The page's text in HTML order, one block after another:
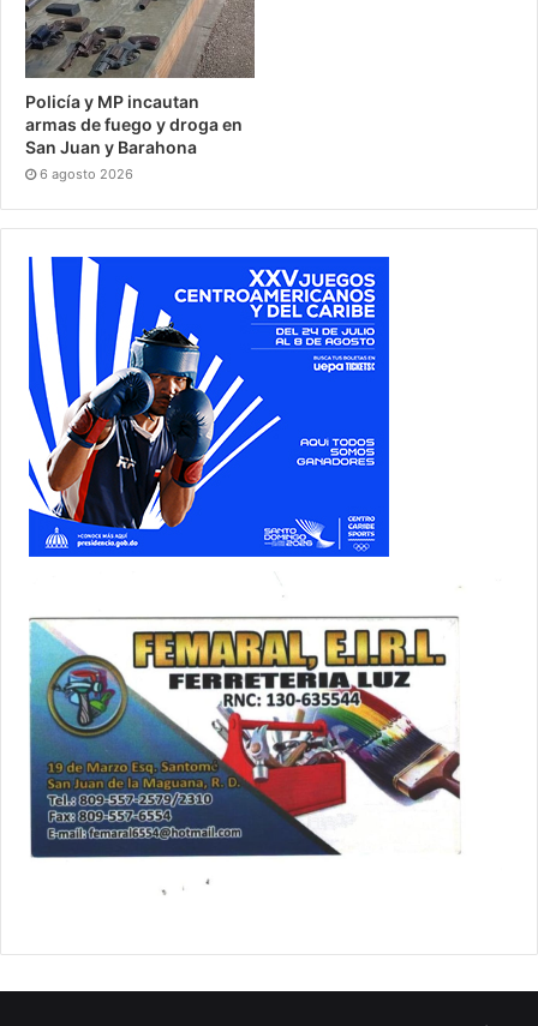
Policía y MP incautan
armas de fuego y droga en
San Juan y Barahona
6 agosto 2026